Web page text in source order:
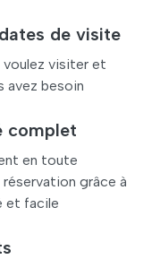
de visite
voulez visiter et
avez besoin
complet
en toute
grâce à
et facile